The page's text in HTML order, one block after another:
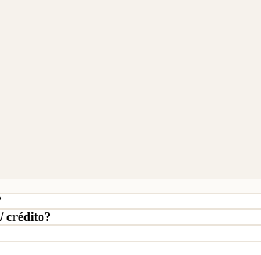
crédito?